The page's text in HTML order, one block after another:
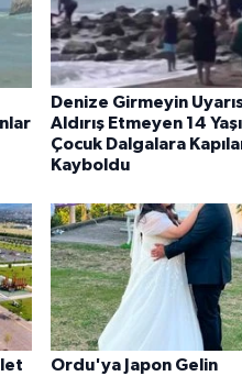
Denize Girmeyin
Aldırış Etmeyen 14
Çocuk Dalgalara
Kayboldu
Ordu'ya Japon Gelin